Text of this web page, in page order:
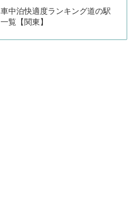
車中泊快適度ランキング道の駅
一覧【関東】